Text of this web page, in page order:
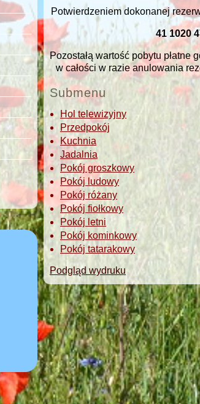
Potwierdzeniem dokonanej
41 1020
Pozostałą wartość pobytu
w całości w razie anulowania
Submenu
Hol telewizyjny
Przedpokój
Kuchnia
Jadalnia
Pokój groszkowy
Pokój ludowy
Pokój różany
Pokój fiołkowy
Pokój letni
Pokój kominkowy
Pokój tatarakowy
Podgląd wydruku